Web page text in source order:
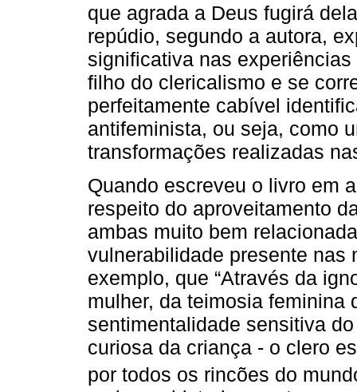
que agrada a Deus fugirá
repúdio, segundo a autora,
significativa nas
filho do clericalismo e se
perfeitamente cabível
antifeminista, ou seja, como
transformações realizadas
Quando escreveu o livro em
respeito do aproveitamento
ambas muito bem
vulnerabilidade presente nas
exemplo, que “Através da
mulher, da teimosia feminina
sentimentalidade sensitiva
curiosa da criança - o clero
por todos os rincões do